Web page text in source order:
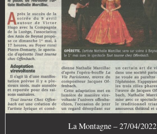
La Montagne – 27/04/2022